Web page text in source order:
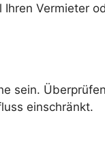
Vermieter
sein.
einschränkt.